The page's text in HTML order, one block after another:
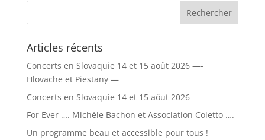
Articles récents
Concerts en Slovaquie 14 et 15 août 2026 —-
Hlovache et Piestany —
Concerts en Slovaquie 14 et 15 aôut 2026
For Ever …. Michèle Bachon et Association Coletto ….
Un programme beau et accessible pour tous !